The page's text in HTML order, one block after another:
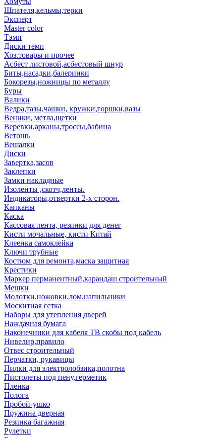
Шпателя,кельмы,терки
Эксперт
Master color
Тэмп
Диски темп
Хоз.товары и прочее
Асбест листовой,асбестовый шнур
Биты,насадки,балеринки
Бокорезы,ножницы по металлу
Буры
Валики
Ведра,тазы,чашки, кружки,горшки,вазы
Веники, метла,щетки
Веревки,арканы,троссы,бабина
Ветошь
Вешалки
Диски
Завертка,засов
Заклепки
Замки накладные
Изоленты ,скотч,ленты.
Индикаторы,отвертки 2-х сторон.
Капканы
Каска
Кассовая лента, резинки для денег
Кисти мочальные, кисти Китай
Клеенка самоклейка
Ключи трубные
Костюм для ремонта,маска защитная
Крестики
Маркер перманентный,карандаш строительный
Мешки
Молотки,ножовки,лом,напильники
Москитная сетка
Наборы для утепления дверей
Наждачная бумага
Наконечники для кабеля ТВ скобы под кабель
Нивелир,правило
Отвес строительный
Перчатки, рукавицы
Пилки для электролобзика,полотна
Пистолеты под пену,герметик
Пленка
Полога
Пробой-ушко
Пружина дверная
Резинка багажная
Рулетки